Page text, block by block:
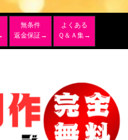
無条件
返金保証→
よくある
Ｑ＆Ａ集→